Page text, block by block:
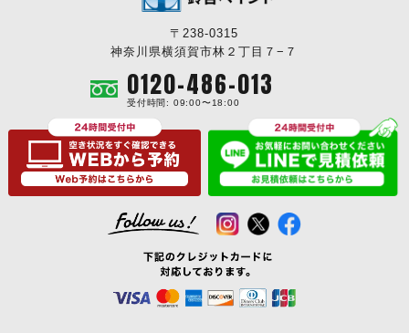
〒238-0315
神奈川県横須賀市林２丁目７−７
0120-486-013
受付時間: 09:00〜18:00